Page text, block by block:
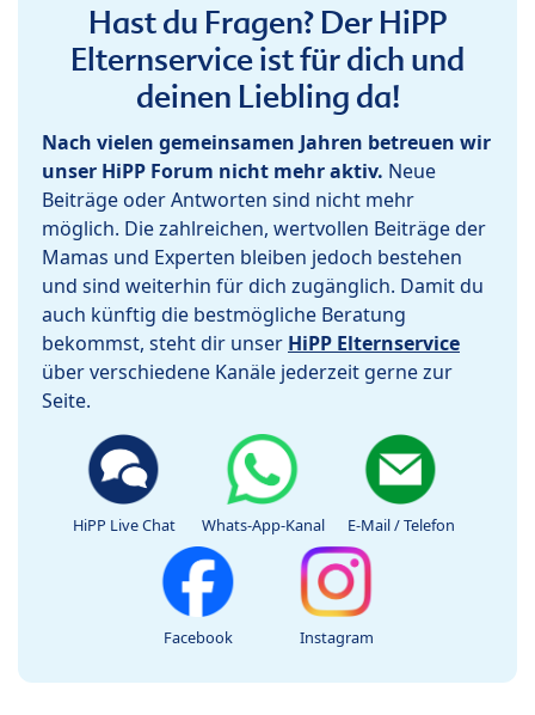
Hast du Fragen? Der HiPP
Elternservice ist für dich und
deinen Liebling da!
Nach vielen gemeinsamen Jahren betreuen wir
unser HiPP Forum nicht mehr aktiv. Neue
Beiträge oder Antworten sind nicht mehr
möglich. Die zahlreichen, wertvollen Beiträge der
Mamas und Experten bleiben jedoch bestehen
und sind weiterhin für dich zugänglich. Damit du
auch künftig die bestmögliche Beratung
bekommst, steht dir unser HiPP Elternservice
über verschiedene Kanäle jederzeit gerne zur
Seite.
HiPP Live Chat Whats-App-Kanal E-Mail / Telefon
Facebook Instagram